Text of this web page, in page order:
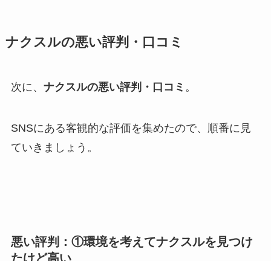
ナクスルの悪い評判・口コミ
次に、 ナクスルの悪い評判・口コミ 。
SNSにある客観的な評価を集めたので、順番に見
ていきましょう。
悪い評判：①環境を考えてナクスルを見つけ
たけど高い